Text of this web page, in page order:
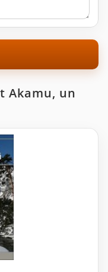
Akamu, un